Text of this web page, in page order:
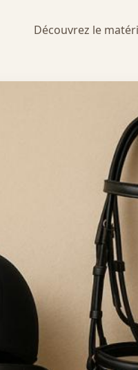
Découvrez le